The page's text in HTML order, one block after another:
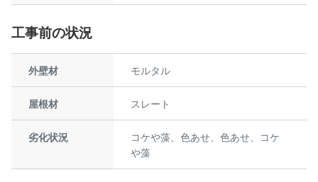
工事前の状況
外壁材 モルタル
屋根材 スレート
劣化状況
コケや藻、色あせ、色あせ、コケ
や藻